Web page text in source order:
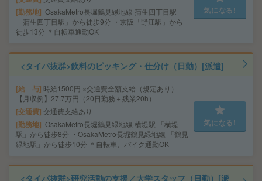
勤務地 OsakaMetro長堀鶴見緑地線 蒲生四丁目駅
「蒲生四丁目駅」から徒歩9分 ・京阪「野江駅」から
徒歩13分 ＊自転車通勤OK
気になる!
<タイパ抜群>飲料のピッキング・仕分け（日勤）[派遣]
給 与 時給1500円 ※交通費全額支給（規定あり）
【月収例】27.7万円（20日勤務＋残業20h）
交通費 交通費支給あり
勤務地 OsakaMetro長堀鶴見緑地線 横堤駅 「横堤
駅」から徒歩8分 ・OsakaMetro長堀鶴見緑地線 「鶴見
緑地駅」から徒歩10分 ＊自転車、バイク通勤OK
気になる!
<タイパ抜群>研究活動の支援／大学スタッフ（日勤）[派